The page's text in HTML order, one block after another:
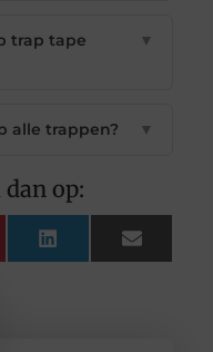
trap tape
▼
alle trappen? ▼
op:
LinkedIn Email